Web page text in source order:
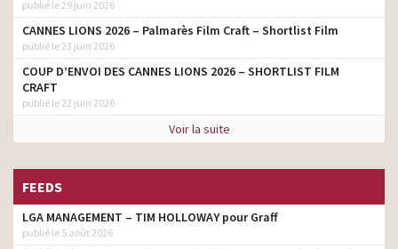
publié le 29 juin 2026
CANNES LIONS 2026 – Palmarès Film Craft – Shortlist Film
publié le 23 juin 2026
COUP D’ENVOI DES CANNES LIONS 2026 – SHORTLIST FILM
CRAFT
publié le 22 juin 2026
Voir la suite
FEEDS
LGA MANAGEMENT – TIM HOLLOWAY pour Graff
publié le 5 août 2026